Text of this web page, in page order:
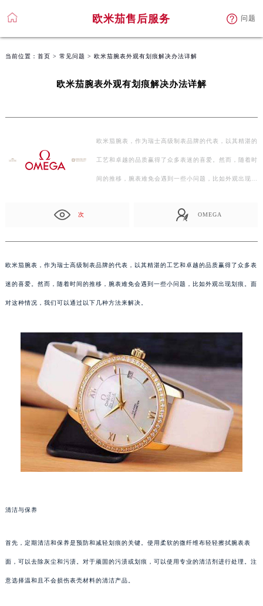
欧米茄售后服务 问题
当前位置： 首页 > 常见问题 > 欧米茄腕表外观有划痕解决办法详解
欧米茄腕表外观有划痕解决办法详解
欧米茄腕表，作为瑞士高级制表品牌的代表，以其精湛的
工艺和卓越的品质赢得了众多表迷的喜爱。然而，随着时
间的推移，腕表难免会遇到一些小问题，比如外观出现划
次 OMEGA
欧米茄腕表，作为瑞士高级制表品牌的代表，以其精湛的工艺和卓越的品质赢得了众多表
迷的喜爱。然而，随着时间的推移，腕表难免会遇到一些小问题，比如外观出现划痕。面
对这种情况，我们可以通过以下几种方法来解决。
清洁与保养
首先，定期清洁和保养是预防和减轻划痕的关键。使用柔软的微纤维布轻轻擦拭腕表表
面，可以去除灰尘和污渍。对于顽固的污渍或划痕，可以使用专业的清洁剂进行处理。注
意选择温和且不会损伤表壳材料的清洁产品。